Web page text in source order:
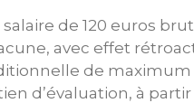
de 120 euros
avec effet
de maximum
d’évaluation, à partir